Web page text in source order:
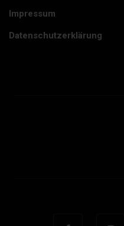
Impressum
Datenschutzerklärung